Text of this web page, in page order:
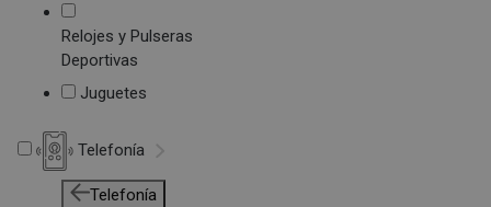
Relojes y Pulseras
Deportivas
Juguetes
Telefonía
Telefonía